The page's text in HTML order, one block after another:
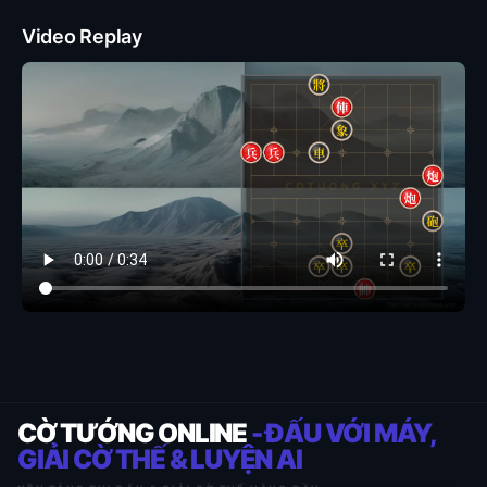
Video Replay
CỜ TƯỚNG ONLINE- ĐẤU VỚI MÁY,
GIẢI CỜ THẾ & LUYỆN AI